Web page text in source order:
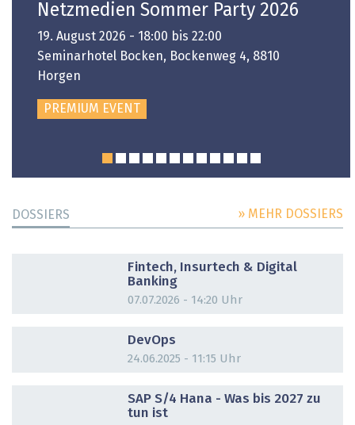
Netzmedien Sommer Party 2026
19. August 2026 - 18:00 bis 22:00
Seminarhotel Bocken, Bockenweg 4, 8810
Horgen
PREMIUM EVENT
DOSSIERS » MEHR DOSSIERS
Fintech, Insurtech & Digital
Banking
07.07.2026 - 14:20 Uhr
DevOps
24.06.2025 - 11:15 Uhr
SAP S/4 Hana - Was bis 2027 zu
tun ist